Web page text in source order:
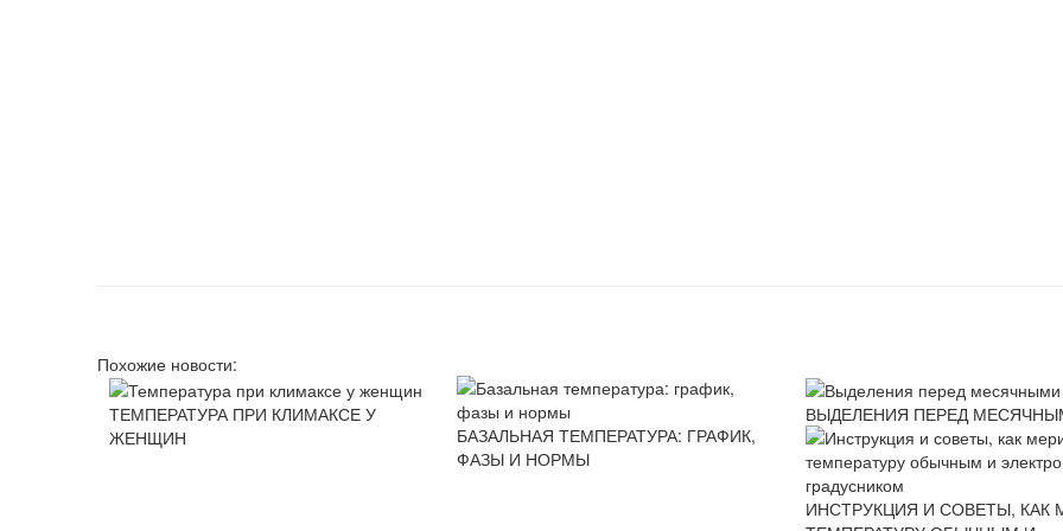
Похожие новости:
ТЕМПЕРАТУРА ПРИ КЛИМАКСЕ У
ЖЕНЩИН
БАЗАЛЬНАЯ ТЕМПЕРАТУРА: ГРАФИК,
ФАЗЫ И НОРМЫ
ВЫДЕЛЕНИЯ ПЕРЕД
ИНСТРУКЦИЯ И СОВЕТЫ, КАК